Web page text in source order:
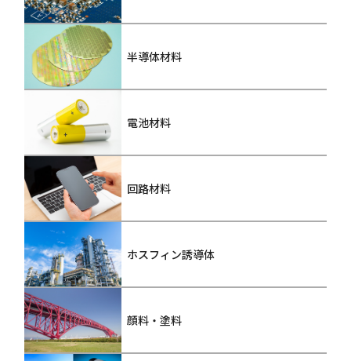
半導体材料
電池材料
回路材料
ホスフィン誘導体
顔料・塗料